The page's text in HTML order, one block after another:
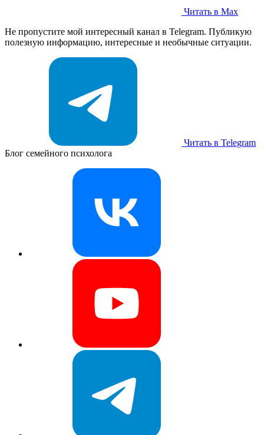
Читать в Max
Не пропустите мой интересный канал в Telegram. Публикую
полезную информацию, интересные и необычные ситуации.
Читать в Telegram
Блог семейного психолога